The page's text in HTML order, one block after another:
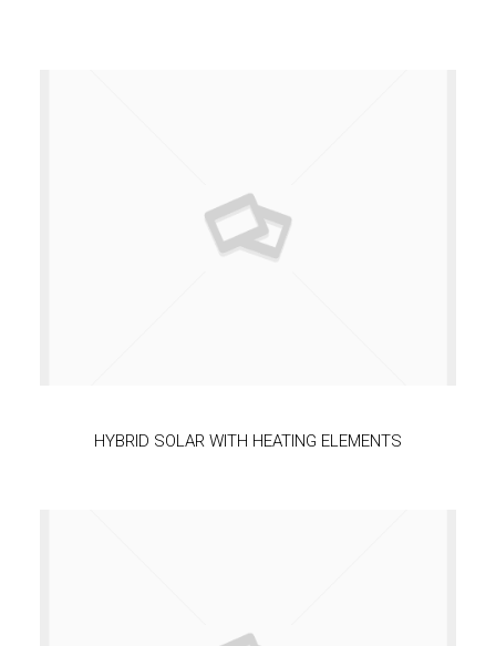
HYBRID SOLAR WITH HEATING ELEMENTS